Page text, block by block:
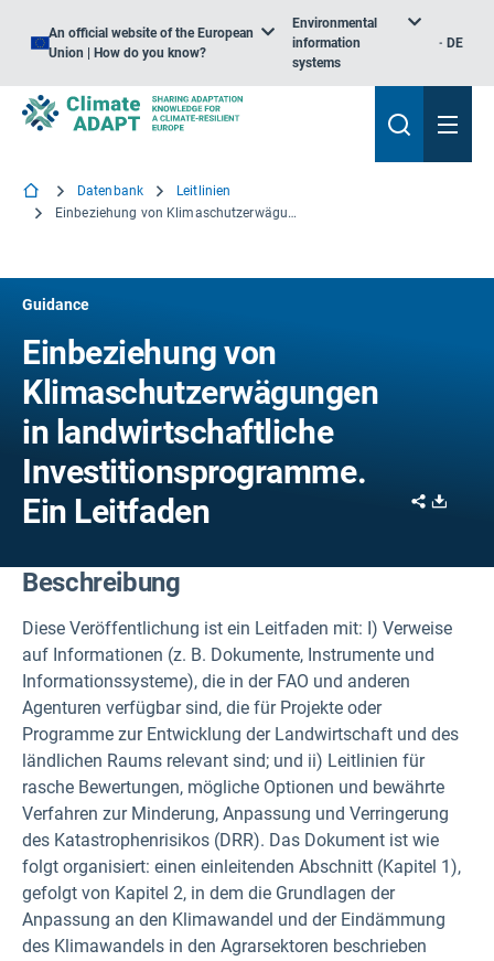
An official website of the European
Union | How do you know?
Environmental
information
systems
DE
Datenbank
Leitlinien
Einbeziehung von Klimaschutzerwägungen in landwirtschaftliche Investitionsprogramme. Ein Leitfaden
Guidance
Einbeziehung von
Klimaschutzerwägungen
in landwirtschaftliche
Investitionsprogramme.
Ein Leitfaden
Share
Beschreibung
Diese Veröffentlichung ist ein Leitfaden mit: I) Verweise
auf Informationen (z. B. Dokumente, Instrumente und
Informationssysteme), die in der FAO und anderen
Agenturen verfügbar sind, die für Projekte oder
Programme zur Entwicklung der Landwirtschaft und des
ländlichen Raums relevant sind; und ii) Leitlinien für
rasche Bewertungen, mögliche Optionen und bewährte
Verfahren zur Minderung, Anpassung und Verringerung
des Katastrophenrisikos (DRR). Das Dokument ist wie
folgt organisiert: einen einleitenden Abschnitt (Kapitel 1),
gefolgt von Kapitel 2, in dem die Grundlagen der
Anpassung an den Klimawandel und der Eindämmung
des Klimawandels in den Agrarsektoren beschrieben